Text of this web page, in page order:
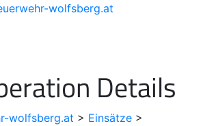
wolfsberg.at
Details
wolfsberg.at > Einsätze >